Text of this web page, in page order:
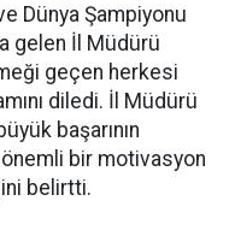
Dünya Şampiyonu
gelen İl Müdürü
geçen herkesi
diledi. İl Müdürü
başarının
bir motivasyon
belirtti.